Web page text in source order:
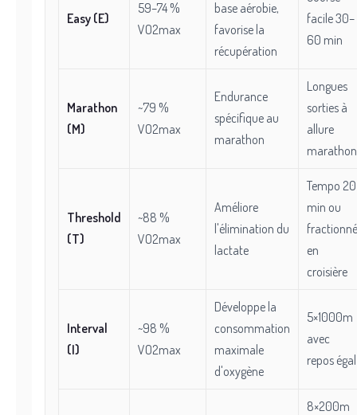
Easy (E)
59–74 %
VO2max
base aérobie,
favorise la
récupération
facile 30–
60 min
Marathon
(M)
~79 %
VO2max
Endurance
spécifique au
marathon
Longues
sorties à
allure
marathon
Threshold
(T)
~88 %
VO2max
Améliore
l'élimination du
lactate
Tempo 20
min ou
fractionné
en
croisière
Interval
(I)
~98 %
VO2max
Développe la
consommation
maximale
d'oxygène
5×1000m
avec
repos égal
8×200m